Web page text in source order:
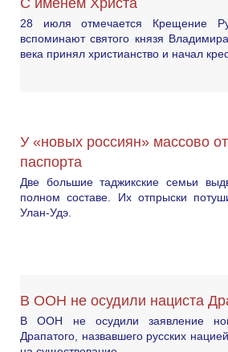
С именем Христа
28 июля отмечается Крещение
вспоминают святого князя
века принял христианство и начал
У «новых россиян» массово
паспорта
Две большие таджикские семьи
полном составе. Их отпрыски
Улан-Удэ.
В ООН не осудили нациста
В ООН не осудили заявление
Драпатого, назвавшего русских